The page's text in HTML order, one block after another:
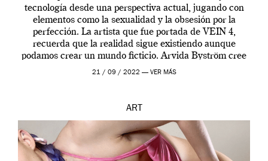
tecnología desde una perspectiva actual, jugando con
elementos como la sexualidad y la obsesión por la
perfección. La artista que fue portada de VEIN 4,
recuerda que la realidad sigue existiendo aunque
podamos crear un mundo ficticio. Arvida Byström cree
que los humanos tienen un complejo […]
21 / 09 / 2022 — VER MÁS
ART